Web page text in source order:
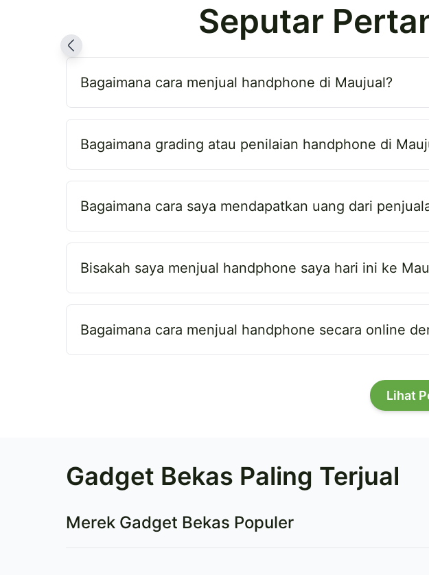
Seputar
Bagaimana cara menjual handphone di Maujual?
Bagaimana grading atau penilaian handphone di
Bagaimana cara saya mendapatkan uang dari
Bisakah saya menjual handphone saya hari ini ke
Bagaimana cara menjual handphone secara online
Lihat
Gadget Bekas Paling Terjual
Merek Gadget Bekas Populer